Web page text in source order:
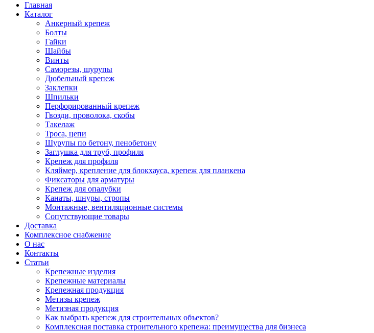
Главная
Каталог
Анкерный крепеж
Болты
Гайки
Шайбы
Винты
Саморезы, шурупы
Дюбельный крепеж
Заклепки
Шпильки
Перфорированный крепеж
Гвозди, проволока, скобы
Такелаж
Троса, цепи
Шурупы по бетону, пенобетону
Заглушка для труб, профиля
Крепеж для профиля
Кляймер, крепление для блокхауса, крепеж для планкена
Фиксаторы для арматуры
Крепеж для опалубки
Канаты, шнуры, стропы
Монтажные, вентиляционные системы
Сопутствующие товары
Доставка
Комплексное снабжение
О нас
Контакты
Статьи
Крепежные изделия
Крепежные материалы
Крепежная продукция
Метизы крепеж
Метизная продукция
Как выбрать крепеж для строительных объектов?
Комплексная поставка строительного крепежа: преимущества для бизнеса